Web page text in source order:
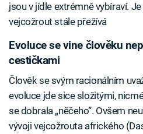
jsou v jídle extrémně vybíraví.
vejcožrout stále přežívá
Evoluce se vine člověku
cestičkami
Člověk se svým racionálním
evoluce jde sice složitými,
se dobrala „něčeho“. Ovšem
vývoji vejcožrouta afrického